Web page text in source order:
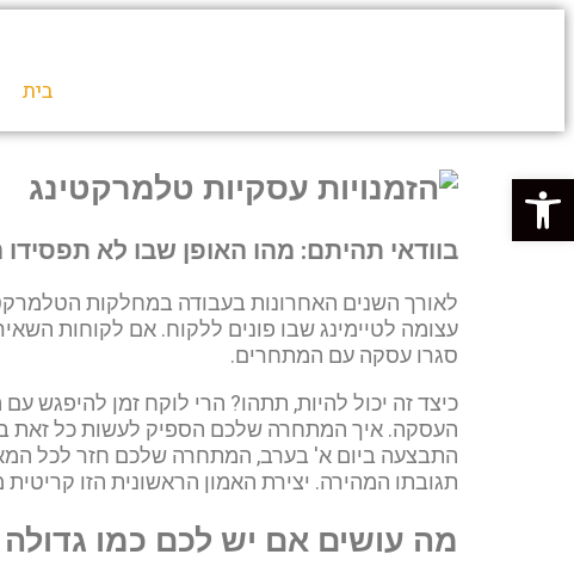
בית
בוודאי תהיתם: מהו האופן שבו לא תפסידו
לאורך השנים האחרונות בעבודה במחלקות
עצומה לטיימינג שבו פונים ללקוח. אם לקוחות
סגרו עסקה עם המתחרים.
כיצד זה יכול להיות, תתהו? הרי לוקח זמן להיפגש
העסקה. איך המתחרה שלכם הספיק לעשות כל זאת
התבצעה ביום א' בערב, המתחרה שלכם חזר לכל
תגובתו המהירה. יצירת האמון הראשונית הזו
מה עושים אם יש לכם כמו
פתח סרגל נגישות